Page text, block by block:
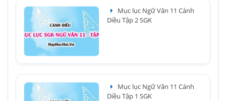
Mục lục Ngữ Văn 11 Cánh
Diều Tập 2 SGK
Mục lục Ngữ Văn 11 Cánh
Diều Tập 1 SGK